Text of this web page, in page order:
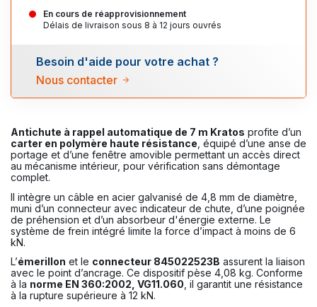
Antichute à rappel automatique de 7 m Kratos profite d’un
carter en polymère haute résistance , équipé d’une anse de
portage et d’une fenêtre amovible permettant un accès direct
au mécanisme intérieur, pour vérification sans démontage
complet.
Il intègre un câble en acier galvanisé de 4,8 mm de diamètre,
muni d’un connecteur avec indicateur de chute, d’une poignée
de préhension et d’un absorbeur d'énergie externe. Le
système de frein intégré limite la force d’impact à moins de 6
kN.
L’émerillon et le connecteur 845022523B assurent la liaison
avec le point d’ancrage. Ce dispositif pèse 4,08 kg. Conforme
à la norme EN 360:2002, VG11.060 , il garantit une résistance
à la rupture supérieure à 12 kN.
En cours de réapprovisionnement
Délais de livraison sous 8 à 12 jours ouvrés
Besoin d'aide pour votre achat ?
Nous contacter